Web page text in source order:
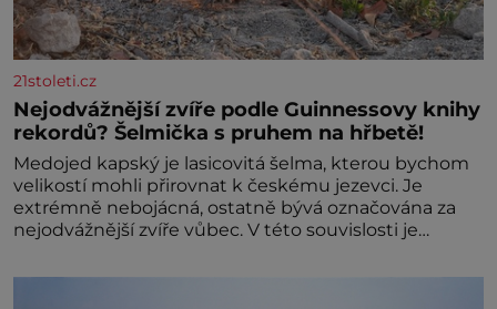
21stoleti.cz
Nejodvážnější zvíře podle Guinnessovy knihy
rekordů? Šelmička s pruhem na hřbetě!
Medojed kapský je lasicovitá šelma, kterou bychom
velikostí mohli přirovnat k českému jezevci. Je
extrémně nebojácná, ostatně bývá označována za
nejodvážnější zvíře vůbec. V této souvislosti je